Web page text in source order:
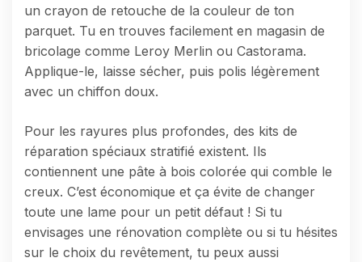
un crayon de retouche de la couleur de ton
parquet. Tu en trouves facilement en magasin de
bricolage comme Leroy Merlin ou Castorama.
Applique-le, laisse sécher, puis polis légèrement
avec un chiffon doux.
Pour les rayures plus profondes, des kits de
réparation spéciaux stratifié existent. Ils
contiennent une pâte à bois colorée qui comble le
creux. C’est économique et ça évite de changer
toute une lame pour un petit défaut ! Si tu
envisages une rénovation complète ou si tu hésites
sur le choix du revêtement, tu peux aussi